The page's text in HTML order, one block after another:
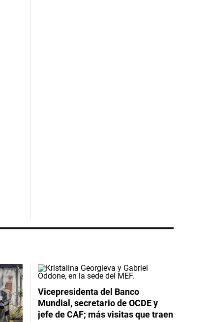
Vicepresidenta del Banco
Mundial, secretario de OCDE y
jefe de CAF; más visitas que traen